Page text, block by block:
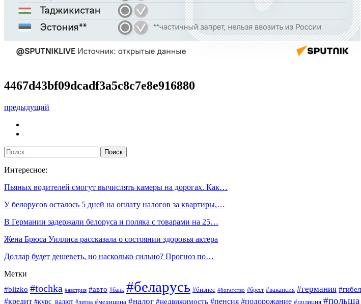
4467d43bf09dcadf3a5c8c7e8e916880
предыдущий
Интересное:
Пьяных водителей смогут вычислять камеры на дорогах. Как…
У белорусов осталось 5 дней на оплату налогов за квартиры,…
В Германии задержали белоруса и поляка с товарами на 25…
Жена Брюса Уиллиса рассказала о состоянии здоровья актера
Доллар будет дешеветь, но насколько сильно? Прогноз по…
Метки
#blizko #tochka #австрия #авто #банк #беларусь #бизнес #богатство #брест #вакансия #германия
#кредит #курс_валют #литва #медицина #налог #недвижимость #пенсия #подорожание #полиция #польша